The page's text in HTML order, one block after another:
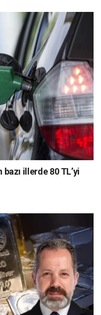
illerde 80 TL’yi